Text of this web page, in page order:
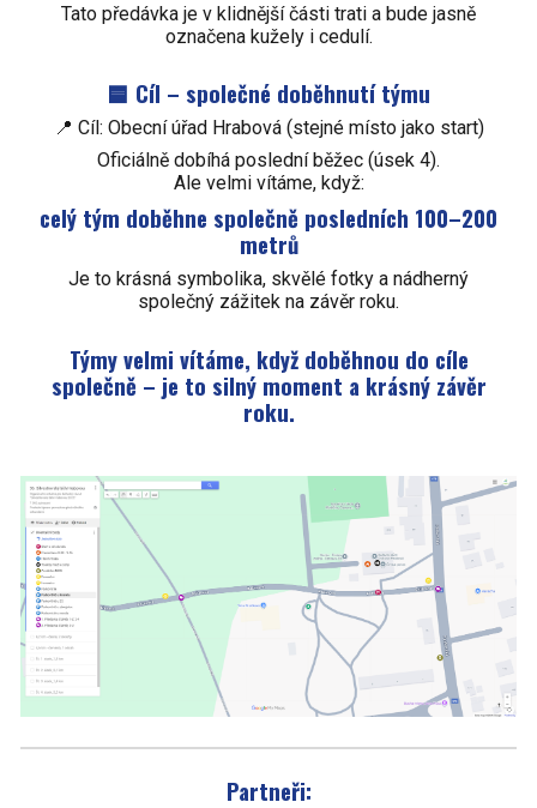
Tato předávka je v klidnější části trati a bude jasně
označena kužely i cedulí.
🟦 Cíl – společné doběhnutí týmu
📍 Cíl: Obecní úřad Hrabová (stejné místo jako start)
Oficiálně dobíhá poslední běžec (úsek 4).
Ale velmi vítáme, když:
celý tým doběhne společně posledních 100–200
metrů
Je to krásná symbolika, skvělé fotky a nádherný
společný zážitek na závěr roku.
Týmy velmi vítáme, když doběhnou do cíle
společně – je to silný moment a krásný závěr
roku.
Partneři: